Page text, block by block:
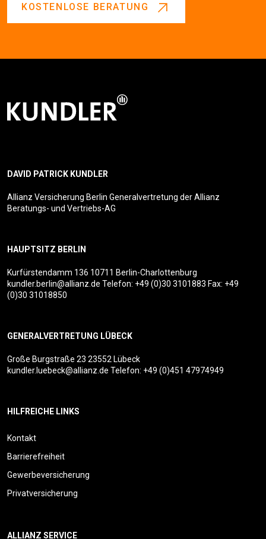
KOSTENLOSE BERATUNG
DAVID PATRICK KUNDLER
Allianz Versicherung Berlin Generalvertretung der Allianz
Beratungs- und Vertriebs-AG
HAUPTSITZ BERLIN
Kurfürstendamm 136 10711 Berlin-Charlottenburg
kundler.berlin@allianz.de Telefon: +49 (0)30 3101883 Fax: +49
(0)30 31018850
GENERALVERTRETUNG LÜBECK
Große Burgstraße 23 23552 Lübeck
kundler.luebeck@allianz.de Telefon: +49 (0)451 47974949
HILFREICHE LINKS
Kontakt
Barrierefreiheit
Gewerbeversicherung
Privatversicherung
ALLIANZ SERVICE